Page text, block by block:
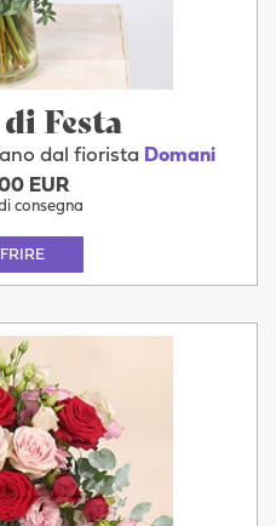
Festa
dal fiorista Domani
EUR
consegna